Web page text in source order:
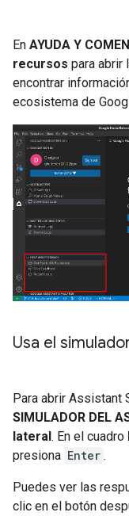
En AYUDA Y
recursos para abrir
encontrar
ecosistema de
Usa el
Para abrir Assistant
SIMULADOR DEL
lateral . En el cuadro
presiona Enter .
Puedes ver las
clic en el botón